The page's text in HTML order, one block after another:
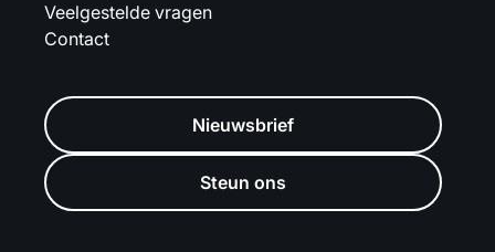
Veelgestelde vragen
Contact
Nieuwsbrief
Steun ons